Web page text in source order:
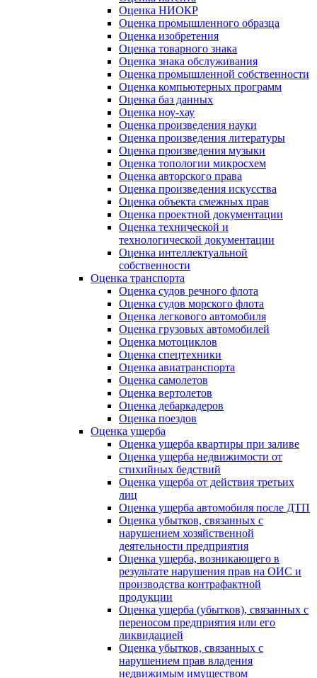
Оценка НИОКР
Оценка промышленного образца
Оценка изобретения
Оценка товарного знака
Оценка знака обслуживания
Оценка промышленной собственности
Оценка компьютерных программ
Оценка баз данных
Оценка ноу-хау
Оценка произведения науки
Оценка произведения литературы
Оценка произведения музыки
Оценка топологии микросхем
Оценка авторского права
Оценка произведения искусства
Оценка объекта смежных прав
Оценка проектной документации
Оценка технической и
технологической документации
Оценка интеллектуальной
собственности
Оценка транспорта
Оценка судов речного флота
Оценка судов морского флота
Оценка легкового автомобиля
Оценка грузовых автомобилей
Оценка мотоциклов
Оценка спецтехники
Оценка авиатранспорта
Оценка самолетов
Оценка вертолетов
Оценка дебаркадеров
Оценка поездов
Оценка ущерба
Оценка ущерба квартиры при заливе
Оценка ущерба недвижимости от
стихийных бедствий
Оценка ущерба от действия третьих
лиц
Оценка ущерба автомобиля после ДТП
Оценка убытков, связанных с
нарушением хозяйственной
деятельности предприятия
Оценка ущерба, возникающего в
результате нарушения прав на ОИС и
производства контрафактной
продукции
Оценка ущерба (убытков), связанных с
переносом предприятия или его
ликвидацией
Оценка убытков, связанных с
нарушением прав владения
недвижимым имуществом